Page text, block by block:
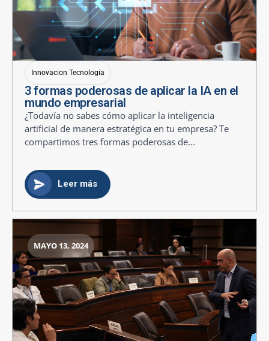
Innovacion Tecnologia
3 formas poderosas de aplicar la IA en el
mundo empresarial
¿Todavía no sabes cómo aplicar la inteligencia
artificial de manera estratégica en tu empresa? Te
compartimos tres formas poderosas de...
Leer más
MAYO 13, 2024